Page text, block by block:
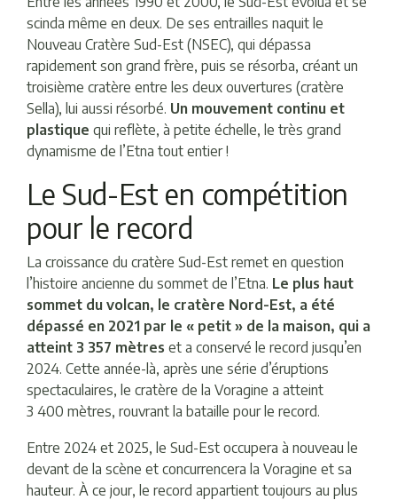
scinda même en deux. De ses entrailles naquit le
Nouveau Cratère Sud-Est (NSEC), qui dépassa
rapidement son grand frère, puis se résorba, créant un
troisième cratère entre les deux ouvertures (cratère
Sella), lui aussi résorbé. Un mouvement continu et
plastique qui reflète, à petite échelle, le très grand
dynamisme de l’Etna tout entier !
Le Sud-Est en compétition
pour le record
La croissance du cratère Sud-Est remet en question
l’histoire ancienne du sommet de l’Etna. Le plus haut
sommet du volcan, le cratère Nord-Est, a été
dépassé en 2021 par le « petit » de la maison, qui a
atteint 3 357 mètres et a conservé le record jusqu’en
2024. Cette année-là, après une série d’éruptions
spectaculaires, le cratère de la Voragine a atteint
3 400 mètres, rouvrant la bataille pour le record.
Entre 2024 et 2025, le Sud-Est occupera à nouveau le
devant de la scène et concurrencera la Voragine et sa
hauteur. À ce jour, le record appartient toujours au plus